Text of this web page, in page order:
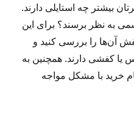
بیشتر چه استایلی دارند.
به نظر برسند؟ برای این
آن‌ها را بررسی کنید و
یا کفشی دارند. همچنین به
خرید با مشکل مواجه